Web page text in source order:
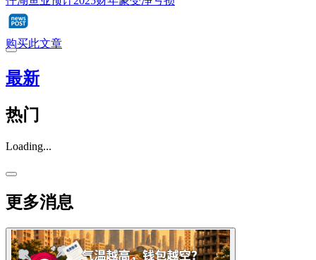
购买此文章
最新
热门
Loading...
更多消息